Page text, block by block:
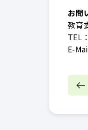
お問
教育
TEL
E-